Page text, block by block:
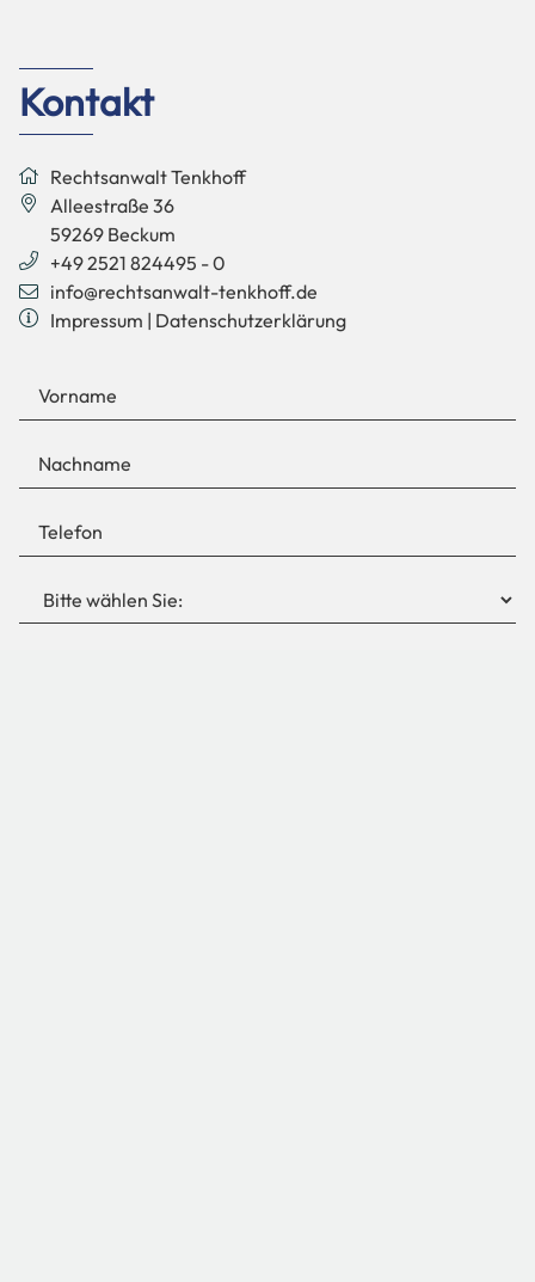
Kontakt
Rechtsanwalt Tenkhoff
Alleestraße 36
59269 Beckum
+49 2521 824495 - 0
info@rechtsanwalt-tenkhoff.de
Impressum | Datenschutzerklärung